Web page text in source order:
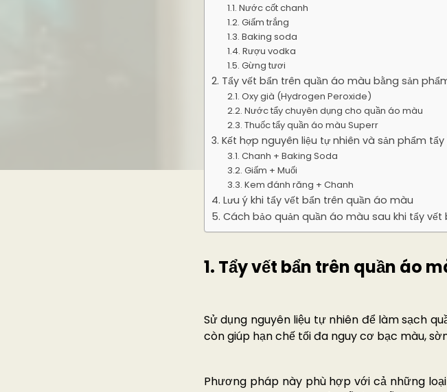
1.1. Nước cốt chanh
1.2. Giấm trắng
1.3. Baking soda
1.4. Rượu vodka
1.5. Gừng tươi
2. Tẩy vết bẩn trên quần áo màu bằng sản
2.1. Oxy già (Hydrogen Peroxide)
2.2. Nước tẩy chuyên dụng cho quần áo màu
2.3. Thuốc tẩy quần áo màu Superr
3. Kết hợp nguyên liệu tự nhiên và sản phẩm tẩy
3.1. Chanh + Baking Soda
3.2. Giấm + Muối
3.3. Kem đánh răng + Chanh
4. Lưu ý khi tẩy vết bẩn trên quần áo màu
5. Cách bảo quản quần áo màu sau khi tẩy vết
1. Tẩy vết bẩn trên quần áo
Sử dụng nguyên liệu tự nhiên để làm sạch
còn giúp hạn chế tối đa nguy cơ bạc màu,
Phương pháp này phù hợp với cả những